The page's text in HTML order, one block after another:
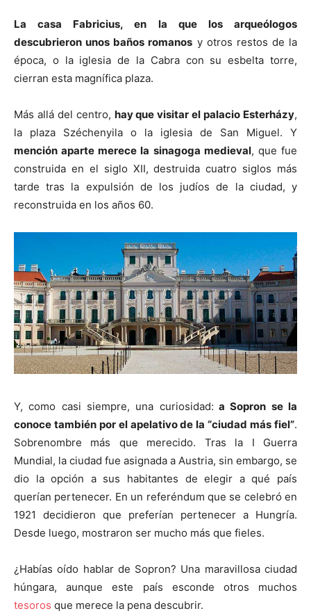
La casa Fabricius, en la que los arqueólogos
descubrieron unos baños romanos y otros restos de la
época, o la iglesia de la Cabra con su esbelta torre,
cierran esta magnífica plaza.
Más allá del centro, hay que visitar el palacio Esterházy,
la plaza Széchenyila o la iglesia de San Miguel. Y
mención aparte merece la sinagoga medieval, que fue
construida en el siglo XII, destruida cuatro siglos más
tarde tras la expulsión de los judíos de la ciudad, y
reconstruida en los años 60.
Y, como casi siempre, una curiosidad: a Sopron se la
conoce también por el apelativo de la “ciudad más fiel”.
Sobrenombre más que merecido. Tras la I Guerra
Mundial, la ciudad fue asignada a Austria, sin embargo, se
dio la opción a sus habitantes de elegir a qué país
querían pertenecer. En un referéndum que se celebró en
1921 decidieron que preferían pertenecer a Hungría.
Desde luego, mostraron ser mucho más que fieles.
¿Habías oído hablar de Sopron? Una maravillosa ciudad
húngara, aunque este país esconde otros muchos
tesoros que merece la pena descubrir.